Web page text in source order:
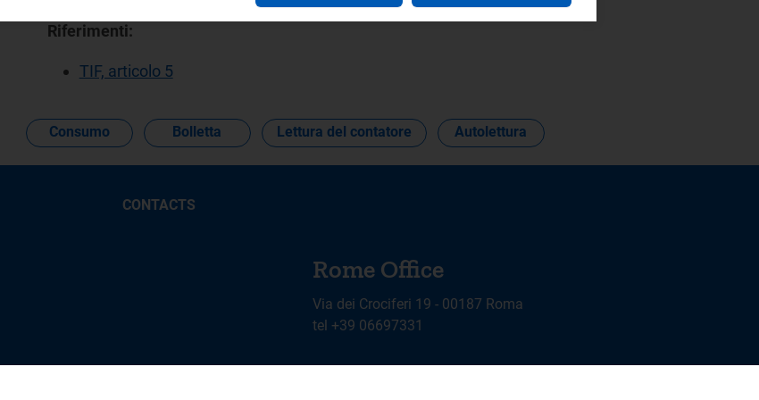
Riferimenti:
TIF, articolo 5
Consumo Bolletta Lettura del contatore Autolettura
CONTACTS
Rome Office
Via dei Crociferi 19 - 00187 Roma
tel +39 06697331